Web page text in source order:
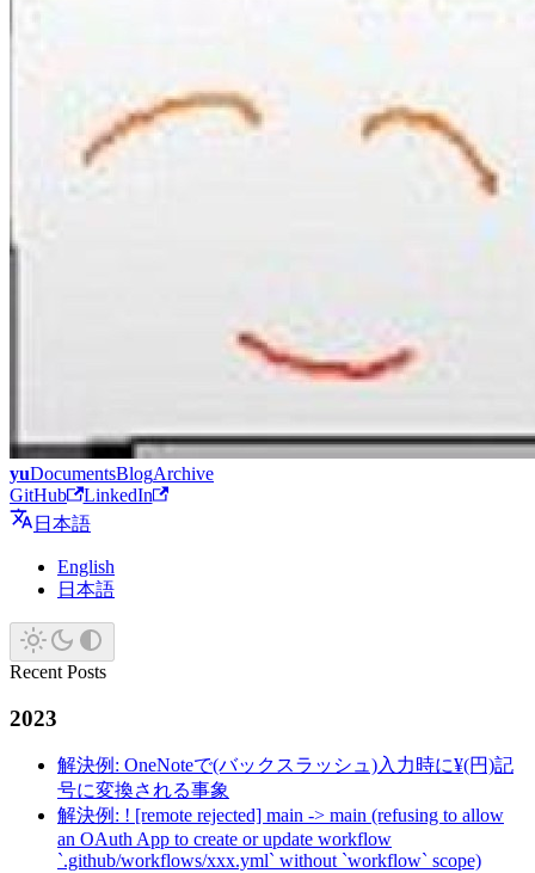
yuDocumentsBlogArchive
GitHub
LinkedIn
日本語
English
日本語
Recent Posts
2023
解決例: OneNoteで(バックスラッシュ)入力時に¥(円)記
号に変換される事象
解決例: ! [remote rejected] main -> main (refusing to allow
an OAuth App to create or update workflow
`.github/workflows/xxx.yml` without `workflow` scope)